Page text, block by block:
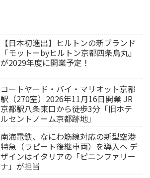
【日本初進出】ヒルトンの新ブランド
「モットーbyヒルトン京都四条烏丸」
が2029年度に開業予定！
コートヤード・バイ・マリオット京都
駅（270室）2026年11月16日開業 JR
京都駅八条東口から徒歩3分「旧ホテ
ルセントノーム京都跡地」
南海電鉄、なにわ筋線対応の新型空港
特急（ラピート後継車両）を導入へ デ
ザインはイタリアの「ピニンファリー
ナ」が担当